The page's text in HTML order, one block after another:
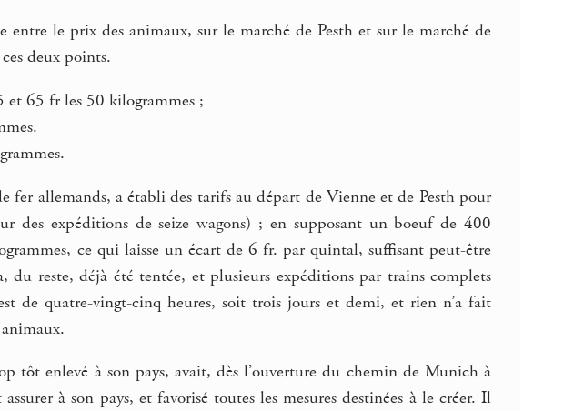
entre le prix des animaux, sur le marché de Pesth et sur le marché de
deux points.
et 65 fr les 50 kilogrammes ;
fer allemands, a établi des tarifs au départ de Vienne et de Pesth pour
des expéditions de seize wagons) ; en supposant un boeuf de 400
ce qui laisse un écart de 6 fr. par quintal, suffisant peut-être
reste, déjà été tentée, et plusieurs expéditions par trains complets
de quatre-vingt-cinq heures, soit trois jours et demi, et rien n’a fait
tôt enlevé à son pays, avait, dès l’ouverture du chemin de Munich à
à son pays, et favorisé toutes les mesures destinées à le créer. Il